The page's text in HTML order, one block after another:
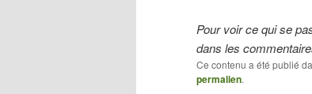
Pour voir ce qui se
dans les
Ce contenu a été publié
permalien.